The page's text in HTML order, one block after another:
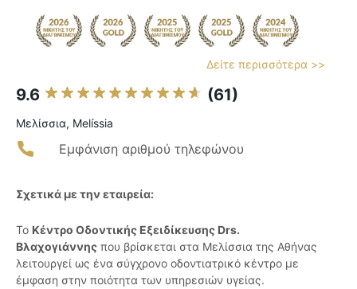
Δείτε περισσότερα >>
9.6 (61)
Μελίσσια, Melíssia
Εμφάνιση αριθμού τηλεφώνου
Σχετικά με την εταιρεία:
Το Κέντρο Οδοντικής Εξειδίκευσης Drs.
Βλαχογιάννης που βρίσκεται στα Μελίσσια της Αθήνας
λειτουργεί ως ένα σύγχρονο οδοντιατρικό κέντρο με
έμφαση στην ποιότητα των υπηρεσιών υγείας.